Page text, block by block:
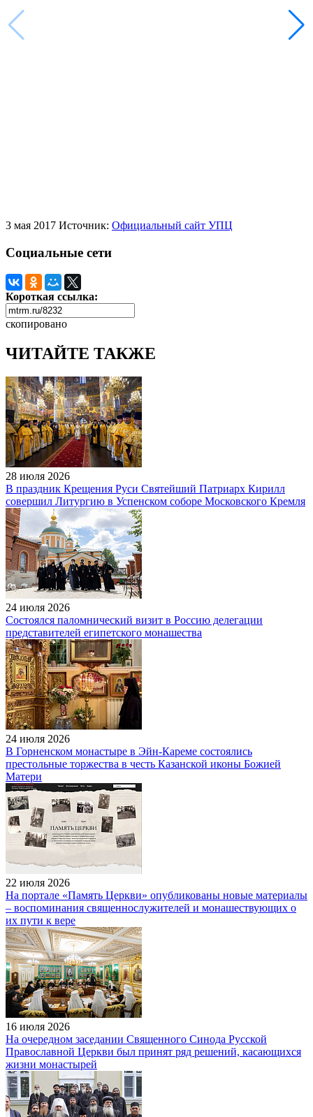
3 мая 2017 Источник: Официальный сайт УПЦ
Социальные сети
Короткая ссылка:
скопировано
ЧИТАЙТЕ ТАКЖЕ
28 июля 2026
В праздник Крещения Руси Святейший Патриарх Кирилл
совершил Литургию в Успенском соборе Московского Кремля
24 июля 2026
Состоялся паломнический визит в Россию делегации
представителей египетского монашества
24 июля 2026
В Горненском монастыре в Эйн-Кареме состоялись
престольные торжества в честь Казанской иконы Божией
Матери
22 июля 2026
На портале «Память Церкви» опубликованы новые материалы
– воспоминания священнослужителей и монашествующих о
их пути к вере
16 июля 2026
На очередном заседании Священного Синода Русской
Православной Церкви был принят ряд решений, касающихся
жизни монастырей